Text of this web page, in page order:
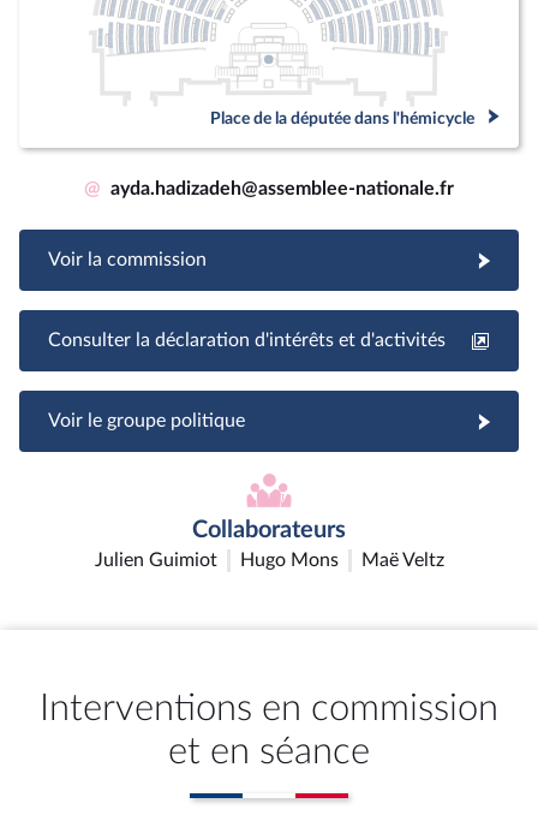
Place de la députée dans l'hémicycle
@ ayda.hadizadeh@assemblee-nationale.fr
Voir la commission
Consulter la déclaration d'intérêts et d'activités
Voir le groupe politique
Collaborateurs
Julien Guimiot Hugo Mons Maë Veltz
Interventions en commission
et en séance